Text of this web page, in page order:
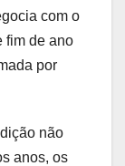
com o
fim de ano
por
não
anos, os